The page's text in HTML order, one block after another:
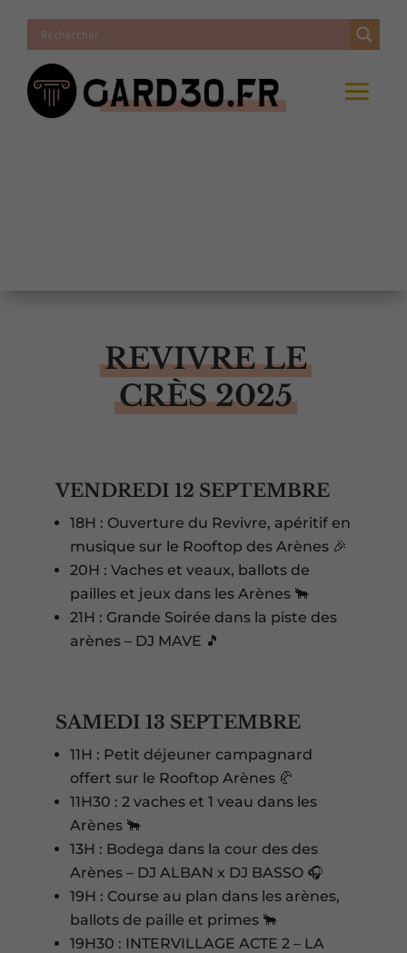
REVIVRE LE
CRÈS 2025
VENDREDI 12 SEPTEMBRE
18H : Ouverture du Revivre, apéritif en
musique sur le Rooftop des Arènes 🎉
20H : Vaches et veaux, ballots de
pailles et jeux dans les Arènes 🐂
21H : Grande Soirée dans la piste des
arènes – DJ MAVE 🎵
SAMEDI 13 SEPTEMBRE
11H : Petit déjeuner campagnard
offert sur le Rooftop Arènes 🥐
11H30 : 2 vaches et 1 veau dans les
Arènes 🐂
13H : Bodega dans la cour des des
Arènes – DJ ALBAN x DJ BASSO 🎧
19H : Course au plan dans les arènes,
ballots de paille et primes 🐂
19H30 : INTERVILLAGE ACTE 2 – LA